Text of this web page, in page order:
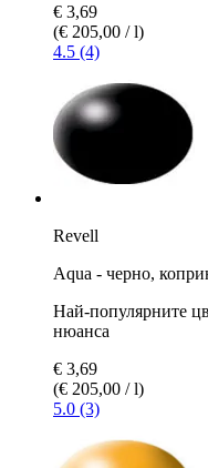
€ 3,69
(€ 205,00 / l)
4.5 (4)
Revell
Aqua - черно,
Най-популярните
нюанса
€ 3,69
(€ 205,00 / l)
5.0 (3)